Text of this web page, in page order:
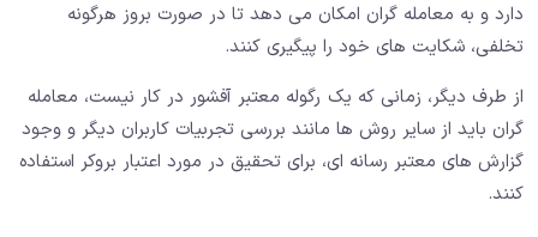
دارد و به معامله گران امکان می دهد تا در صورت بروز هرگونه
تخلفی، شکایت های خود را پیگیری کنند.
از طرف دیگر، زمانی که یک رگوله معتبر آفشور در کار نیست، معامله
گران باید از سایر روش ها مانند بررسی تجربیات کاربران دیگر و وجود
گزارش های معتبر رسانه ای، برای تحقیق در مورد اعتبار بروکر استفاده
کنند.